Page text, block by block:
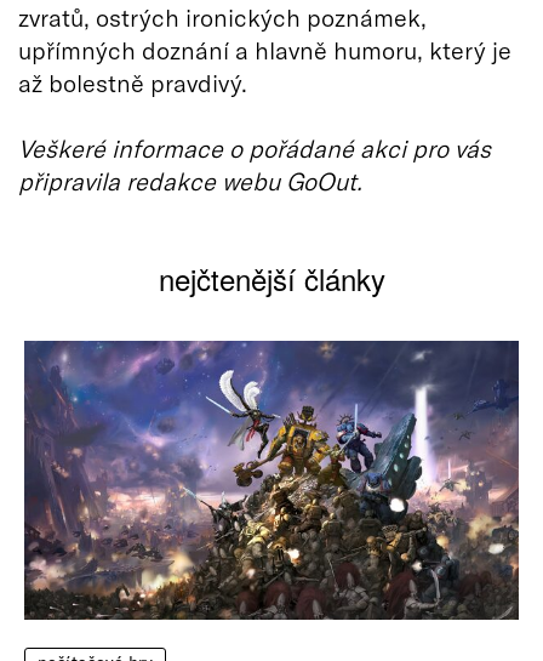
zvratů, ostrých ironických poznámek,
upřímných doznání a hlavně humoru, který je
až bolestně pravdivý.
Veškeré informace o pořádané akci pro vás
připravila redakce webu GoOut.
nejčtenější články